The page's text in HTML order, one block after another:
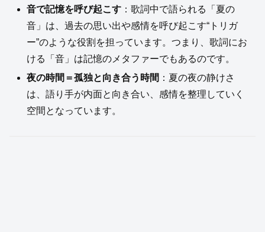
音で記憶を呼び起こす ：歌詞中で語られる「夏の
音」は、過去の思い出や感情を呼び起こす“トリガ
ー”のような役割を担っています。つまり、歌詞にお
ける「音」は記憶のメタファーでもあるのです。
夜の時間＝孤独と向き合う時間 ：夏の夜の静けさ
は、語り手が内面と向き合い、感情を整理していく
空間となっています。